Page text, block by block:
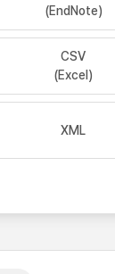
(EndNote)
CSV
(Excel)
XML